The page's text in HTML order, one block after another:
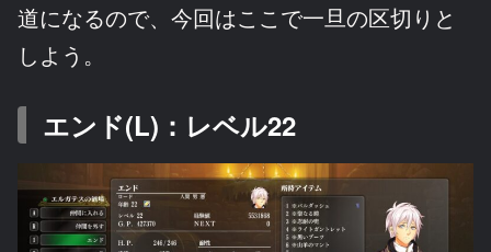
道になるので、今回はここで一旦の区切りと
しよう。
エンド(L)：レベル22